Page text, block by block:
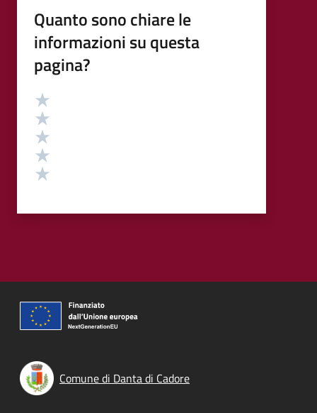
Quanto sono chiare le
informazioni su questa
pagina?
Valutazione
Comune di Danta di Cadore